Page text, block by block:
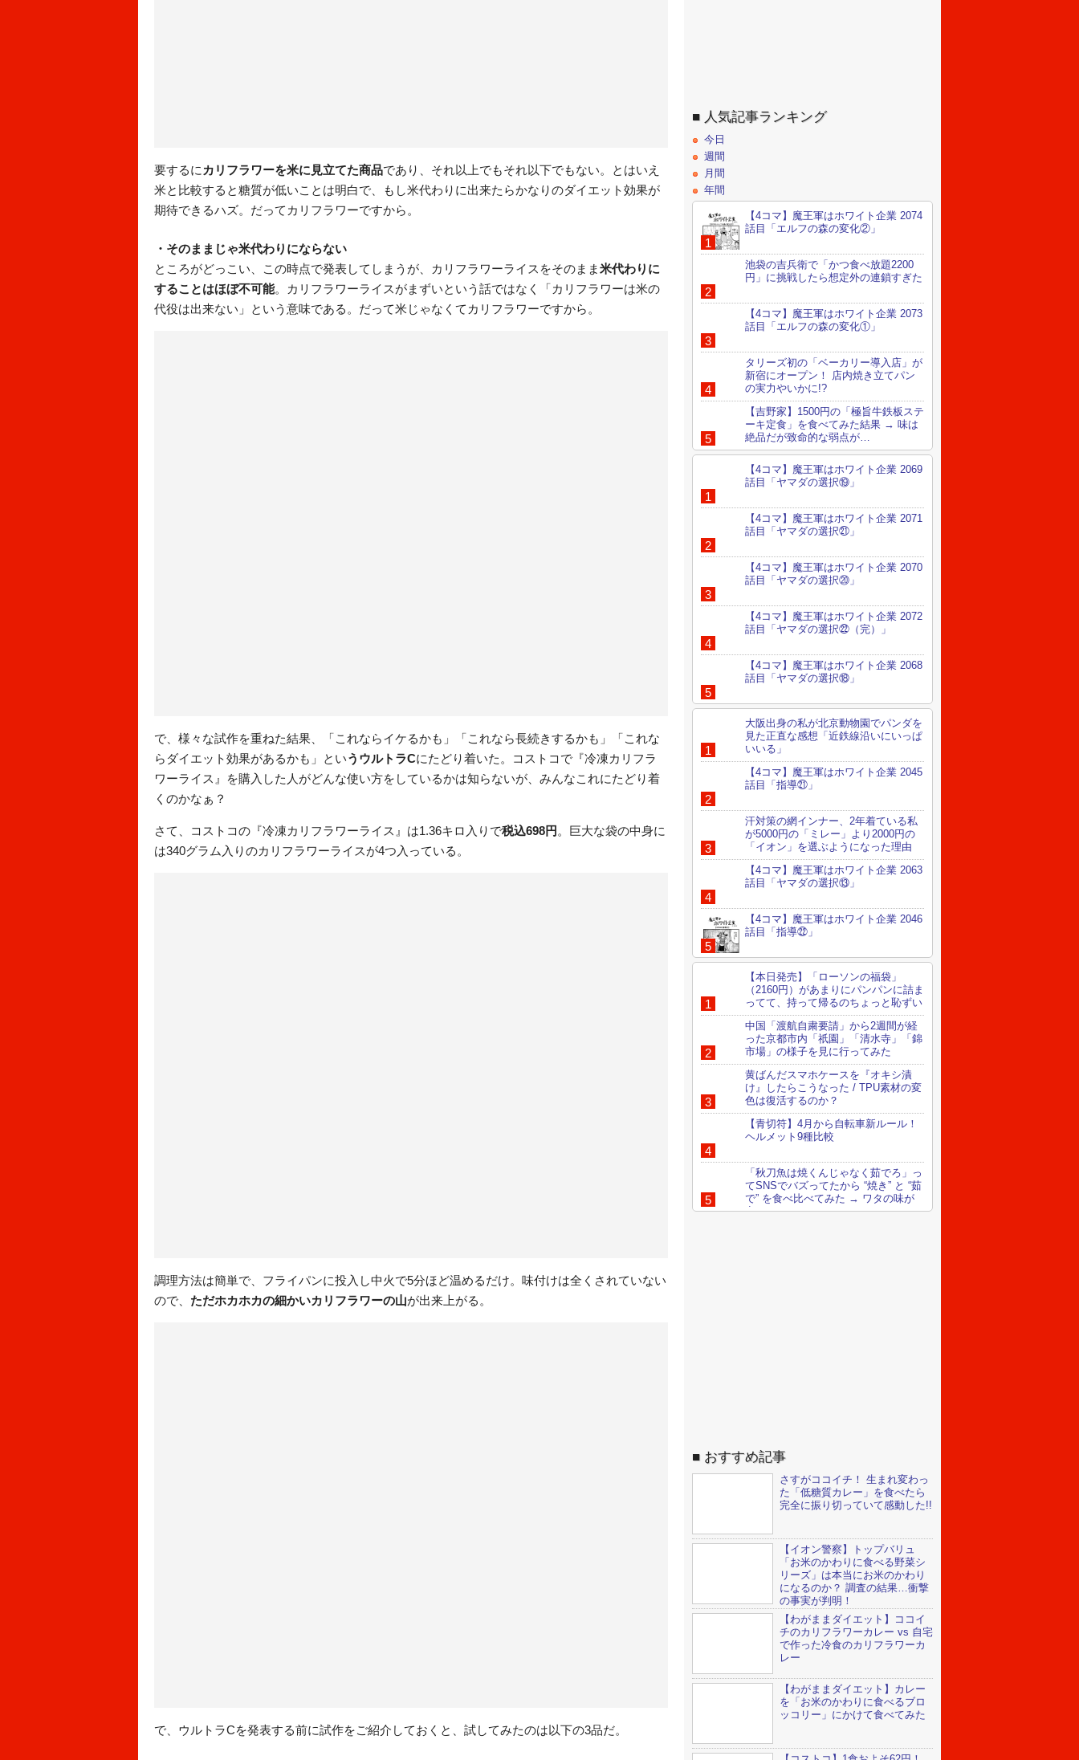
要するに カリフラワーを米に見立てた商品であり、それ以上でもそれ以下でもない。とはいえ
米と比較すると糖質が低いことは明白で、もし米代わりに出来たらかなりのダイエット効果が
期待できるハズ。だってカリフラワーですから。
・そのままじゃ米代わりにならない
ところがどっこい、この時点で発表してしまうが、カリフラワーライスをそのまま米代わりに
することはほぼ不可能。カリフラワーライスがまずいという話ではなく「カリフラワーは米の
代役は出来ない」という意味である。だって米じゃなくてカリフラワーですから。
で、様々な試作を重ねた結果、「これならイケるかも」「これなら長続きするかも」「これな
らダイエット効果があるかも」というウルトラCにたどり着いた。コストコで『冷凍カリフラ
ワーライス』を購入した人がどんな使い方をしているかは知らないが、みんなこれにたどり着
くのかなぁ？
さて、コストコの『冷凍カリフラワーライス』は1.36キロ入りで税込698円 。巨大な袋の中身に
は340グラム入りのカリフラワーライスが4つ入っている。
調理方法は簡単で、フライパンに投入し中火で5分ほど温めるだけ。味付けは全くされていない
ので、 ただホカホカの細かいカリフラワーの山が出来上がる。
で、ウルトラCを発表する前に試作をご紹介しておくと、試してみたのは以下の3品だ。
人気記事ランキング
今日
週間
月間
年間
【4コマ】魔王軍はホワイト企業 2074
話目「エルフの森の変化②」
池袋の吉兵衛で「かつ食べ放題2200
円」に挑戦したら想定外の連鎖すぎた
【4コマ】魔王軍はホワイト企業 2073
話目「エルフの森の変化①」
タリーズ初の「ベーカリー導入店」が
新宿にオープン！ 店内焼き立てパン
の実力やいかに!?
【吉野家】1500円の「極旨牛鉄板ステ
ーキ定食」を食べてみた結果 → 味は
絶品だが致命的な弱点が…
【4コマ】魔王軍はホワイト企業 2069
話目「ヤマダの選択⑲」
【4コマ】魔王軍はホワイト企業 2071
話目「ヤマダの選択㉑」
【4コマ】魔王軍はホワイト企業 2070
話目「ヤマダの選択⑳」
【4コマ】魔王軍はホワイト企業 2072
話目「ヤマダの選択㉒（完）」
【4コマ】魔王軍はホワイト企業 2068
話目「ヤマダの選択⑱」
大阪出身の私が北京動物園でパンダを
見た正直な感想「近鉄線沿いにいっぱ
いいる」
【4コマ】魔王軍はホワイト企業 2045
話目「指導㉑」
汗対策の網インナー、2年着ている私
が5000円の「ミレー」より2000円の
「イオン」を選ぶようになった理由
【4コマ】魔王軍はホワイト企業 2063
話目「ヤマダの選択⑬」
【4コマ】魔王軍はホワイト企業 2046
話目「指導㉒」
【本日発売】「ローソンの福袋」
（2160円）があまりにパンパンに詰ま
ってて、持って帰るのちょっと恥ずい
中国「渡航自粛要請」から2週間が経
った京都市内「祇園」「清水寺」「錦
市場」の様子を見に行ってみた
黄ばんだスマホケースを『オキシ漬
け』したらこうなった / TPU素材の変
色は復活するのか？
【青切符】4月から自転車新ルール！
ヘルメット9種比較
「秋刀魚は焼くんじゃなく茹でろ」っ
てSNSでバズってたから “焼き” と “茹
で” を食べ比べてみた → ワタの味が
変わってる！
おすすめ記事
さすがココイチ！ 生まれ変わっ
た「低糖質カレー」を食べたら
完全に振り切っていて感動した!!
【イオン警察】トップバリュ
「お米のかわりに食べる野菜シ
リーズ」は本当にお米のかわり
になるのか？ 調査の結果…衝撃
の事実が判明！
【わがままダイエット】ココイ
チのカリフラワーカレー vs 自宅
で作った冷食のカリフラワーカ
レー
【わがままダイエット】カレー
を「お米のかわりに食べるブロ
ッコリー」にかけて食べてみた